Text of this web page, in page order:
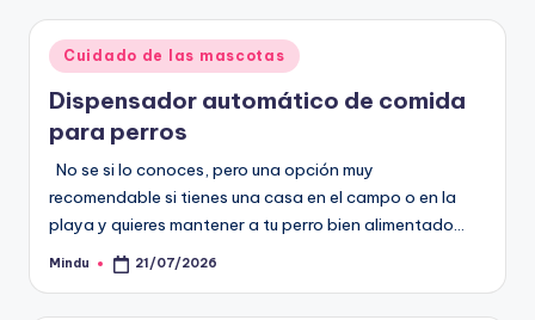
Publicado
en
Cuidado de las mascotas
Dispensador automático de comida
para perros
No se si lo conoces, pero una opción muy
recomendable si tienes una casa en el campo o en la
playa y quieres mantener a tu perro bien alimentado…
Publicado
Mindu 21/07/2026